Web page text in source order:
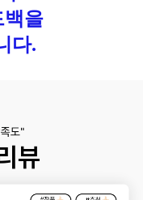
백을
다.